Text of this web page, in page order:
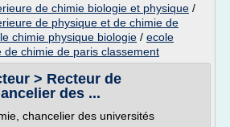
de chimie biologie et physique /
de physique et de chimie de
chimie physique biologie / ecole
de chimie de paris classement
> Recteur de
des ...
chancelier des universités